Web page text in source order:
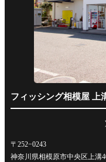
フィッシング相模屋 上
〒252−0243
神奈川県相模原市中央区上溝